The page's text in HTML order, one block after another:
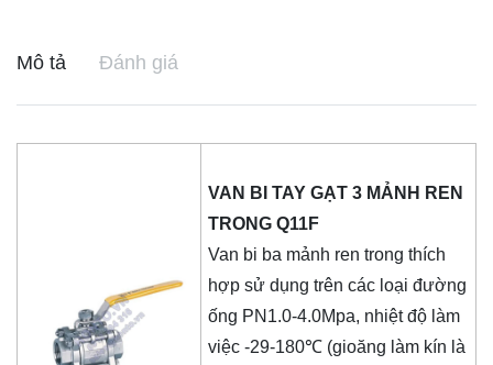
Mô tả Đánh giá
VAN BI TAY GẠT 3 MẢNH REN
TRONG Q11F
Van bi ba mảnh ren trong thích
hợp sử dụng trên các loại đường
ống PN1.0-4.0Mpa, nhiệt độ làm
việc -29-180℃ (gioăng làm kín là